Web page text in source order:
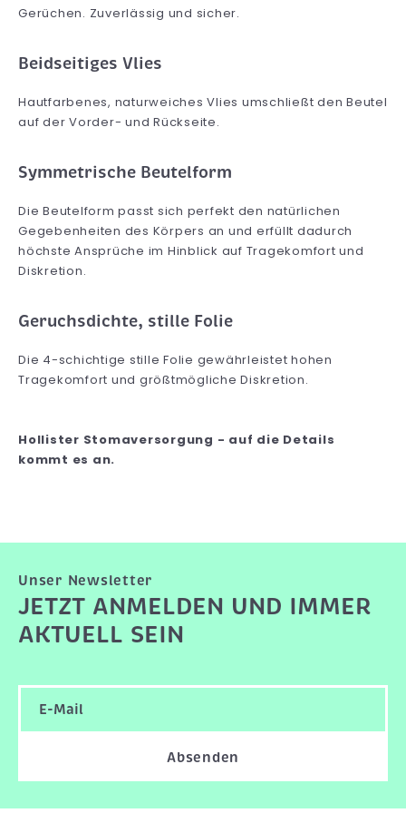
Gerüchen. Zuverlässig und sicher.
Beidseitiges Vlies
Hautfarbenes, naturweiches Vlies umschließt den Beutel
auf der Vorder- und Rückseite.
Symmetrische Beutelform
Die Beutelform passt sich perfekt den natürlichen
Gegebenheiten des Körpers an und erfüllt dadurch
höchste Ansprüche im Hinblick auf Tragekomfort und
Diskretion.
Geruchsdichte, stille Folie
Die 4-schichtige stille Folie gewährleistet hohen
Tragekomfort und größtmögliche Diskretion.
Hollister Stomaversorgung - auf die Details
kommt es an.
Unser Newsletter
JETZT ANMELDEN UND IMMER
AKTUELL SEIN
Absenden